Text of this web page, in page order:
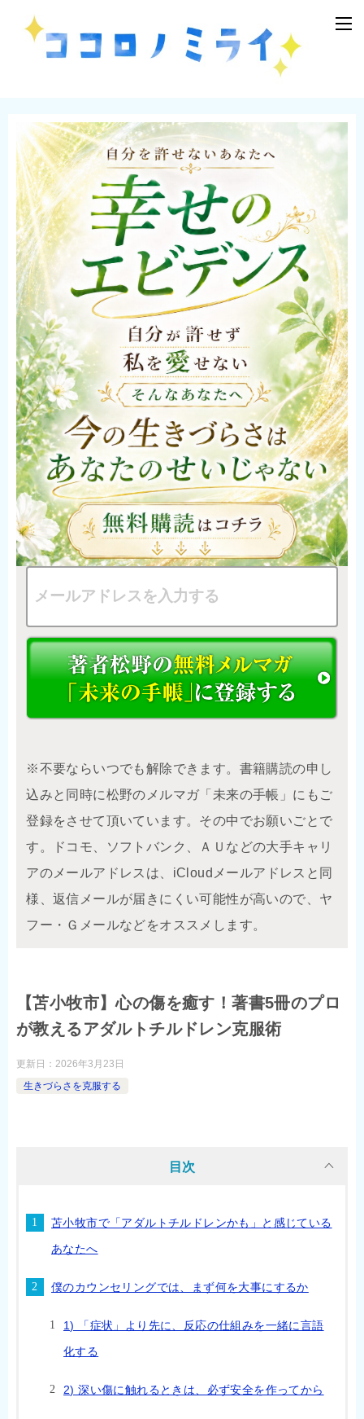
※不要ならいつでも解除できます。書籍購読の申し
込みと同時に松野のメルマガ「未来の手帳」にもご
登録をさせて頂いています。その中でお願いごとで
す。ドコモ、ソフトバンク、ＡＵなどの大手キャリ
アのメールアドレスは、iCloudメールアドレスと同
様、返信メールが届きにくい可能性が高いので、ヤ
フー・Ｇメールなどをオススメします。
【苫小牧市】心の傷を癒す！著書5冊のプロ
が教えるアダルトチルドレン克服術
更新日： 2026年3月23日
生きづらさを克服する
目次
苫小牧市で「アダルトチルドレンかも」と感じている
あなたへ
僕のカウンセリングでは、まず何を大事にするか
1) 「症状」より先に、反応の仕組みを一緒に言語
化する
2) 深い傷に触れるときは、必ず安全を作ってから